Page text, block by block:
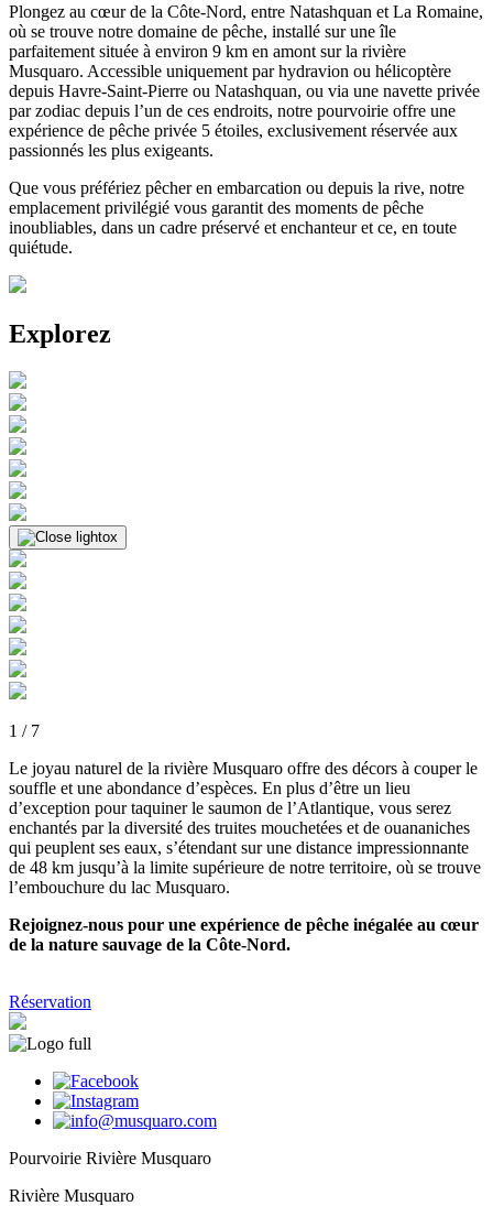
Plongez au cœur de la Côte-Nord, entre Natashquan et La Romaine,
où se trouve notre domaine de pêche, installé sur une île
parfaitement située à environ 9 km en amont sur la rivière
Musquaro. Accessible uniquement par hydravion ou hélicoptère
depuis Havre-Saint-Pierre ou Natashquan, ou via une navette privée
par zodiac depuis l’un de ces endroits, notre pourvoirie offre une
expérience de pêche privée 5 étoiles, exclusivement réservée aux
passionnés les plus exigeants.
Que vous préfériez pêcher en embarcation ou depuis la rive, notre
emplacement privilégié vous garantit des moments de pêche
inoubliables, dans un cadre préservé et enchanteur et ce, en toute
quiétude.
Explorez
1 / 7
Le joyau naturel de la rivière Musquaro offre des décors à couper le
souffle et une abondance d’espèces. En plus d’être un lieu
d’exception pour taquiner le saumon de l’Atlantique, vous serez
enchantés par la diversité des truites mouchetées et de ouananiches
qui peuplent ses eaux, s’étendant sur une distance impressionnante
de 48 km jusqu’à la limite supérieure de notre territoire, où se trouve
l’embouchure du lac Musquaro.
Rejoignez-nous pour une expérience de pêche inégalée au cœur
de la nature sauvage de la Côte-Nord.
Réservation
Pourvoirie Rivière Musquaro
Rivière Musquaro